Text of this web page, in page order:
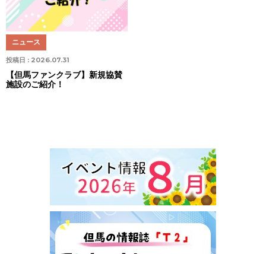
投稿日 : 2026.07.31
ニュース
【但馬ファンクラブ】新規協賛
施設のご紹介！